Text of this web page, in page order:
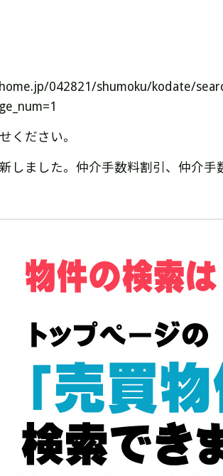
042821/shumoku/kodate/
ください。
ました。仲介手数料割引、仲介手